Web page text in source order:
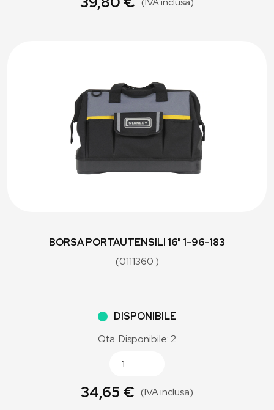
BORSA PORTAUTENSILI 16" 1-96-183
(0111360 )
DISPONIBILE
Qta. Disponibile: 2
34,65 € (IVA inclusa)